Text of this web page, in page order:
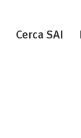
Cerca SAI